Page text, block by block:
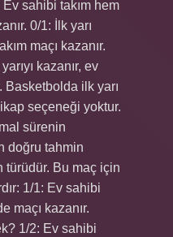
sahibi takım hem
0/1: İlk yarı
maçı kazanır.
kazanır, ev
Basketbolda ilk yarı
seçeneği yoktur.
sürenin
doğru tahmin
türüdür. Bu maç için
1/1: Ev sahibi
maçı kazanır.
1/2: Ev sahibi